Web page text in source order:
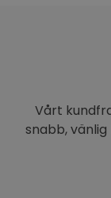
Vårt
snabb,